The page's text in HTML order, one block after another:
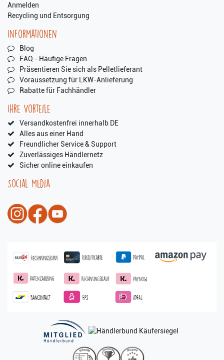
Anmelden
Recycling und Entsorgung
Informationen
Blog
FAQ - Häufige Fragen
Präsentieren Sie sich als Pelletlieferant
Voraussetzung für LKW-Anlieferung
Rabatte für Fachhändler
Ihre Vorteile
Versandkostenfrei innerhalb DE
Alles aus einer Hand
Freundlicher Service & Support
Zuverlässiges Händlernetz
Sicher online einkaufen
Social Media